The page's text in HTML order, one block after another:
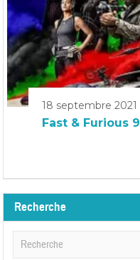
18 septembre 2021
Fast & Furious 9
Recherche